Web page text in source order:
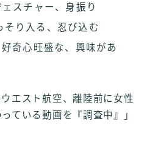
スチャー、身振り
り入る、忍び込む
奇心旺盛な、興味があ
エスト航空、離陸前に女性
ている動画を『調査中』」